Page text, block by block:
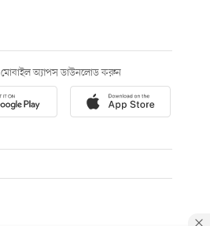
মোবাইল অ্যাপস ডাউনলোড করুন